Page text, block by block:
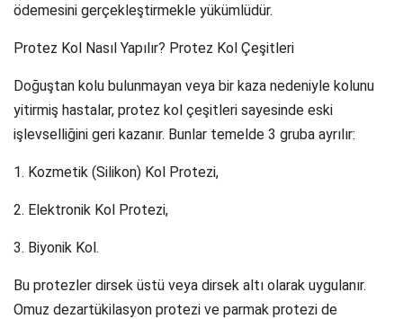
ödemesini gerçekleştirmekle yükümlüdür.
Protez Kol Nasıl Yapılır? Protez Kol Çeşitleri
Doğuştan kolu bulunmayan veya bir kaza nedeniyle kolunu
yitirmiş hastalar, protez kol çeşitleri sayesinde eski
işlevselliğini geri kazanır. Bunlar temelde 3 gruba ayrılır:
1. Kozmetik (Silikon) Kol Protezi,
2. Elektronik Kol Protezi,
3. Biyonik Kol.
Bu protezler dirsek üstü veya dirsek altı olarak uygulanır.
Omuz dezartükilasyon protezi ve parmak protezi de